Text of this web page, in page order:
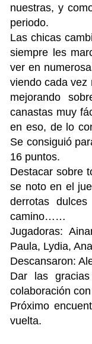
nuestras, y
periodo.
Las chicas
siempre les
ver en
viendo cada vez
mejorando
canastas muy
en eso, de lo
Se consiguió
16 puntos.
Destacar sobre
se noto en el
derrotas
camino……
Jugadoras:
Paula, Lydia,
Descansaron:
Dar las
colaboración
Próximo
vuelta.